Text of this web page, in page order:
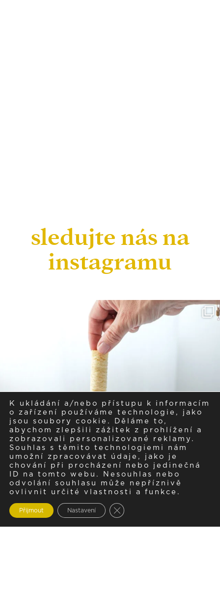
sledujte nás na
instagramu
K ukládání a/nebo přístupu k informacím
o zařízení používáme technologie, jako
jsou soubory cookie. Děláme to,
abychom zlepšili zážitek z prohlížení a
zobrazovali personalizované reklamy.
Souhlas s těmito technologiemi nám
umožní zpracovávat údaje, jako je
chování při procházení nebo jedinečná
ID na tomto webu. Nesouhlas nebo
odvolání souhlasu může nepříznivě
ovlivnit určité vlastnosti a funkce.
Přijmout Nastavení Zavřít cookie lištu GDPR